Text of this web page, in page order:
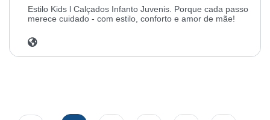
Estilo Kids l Calçados Infanto Juvenis. Porque cada passo
merece cuidado - com estilo, conforto e amor de mãe!